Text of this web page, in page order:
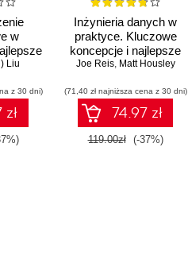
w
Liu
z 30 dni)
zł
Inżynieria danych w
praktyce. Kluczowe
koncepcje i najlepsze
technologie
Joe Reis, Matt Housley
(71,40 zł najniższa cena z 30 dni)
74.97 zł
119.00zł (-37%)